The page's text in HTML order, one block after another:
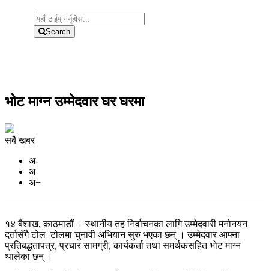
Search
भोट माग्न उम्मेदवार घर घरमा
सबै खबर
अ-
अ
अ+
१४ बैशाख, काठमाडौं । स्थानीय तह निर्वाचनका लागि उम्मेदवारी मनोनयन
दर्तासँगै टोल–टोलमा चुनावी अभियान सुरु भएका छन् । उम्मेदवार आफ्ना
प्रतिबद्धतापत्र, प्रचार सामग्री, कार्यकर्ता तथा समर्थकसहित भोट माग्न
थालेका छन् ।